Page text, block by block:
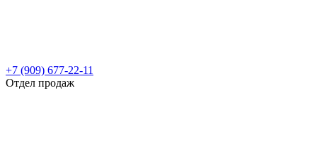
+7 (909) 677-22-11
Отдел продаж